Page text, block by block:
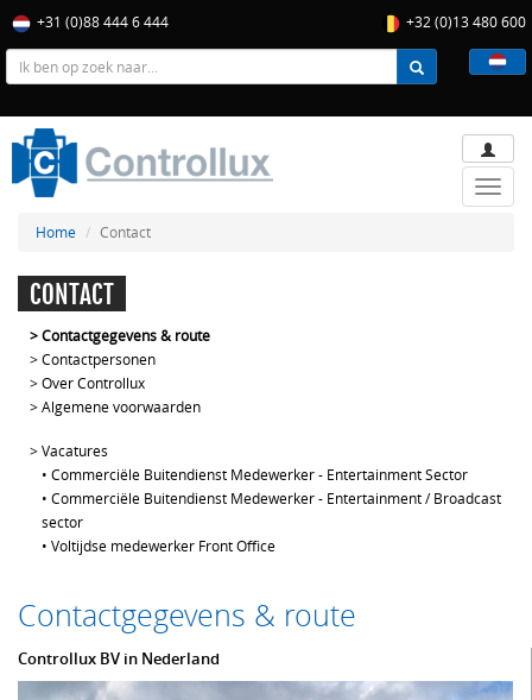
+31 (0)88 444 6 444 +32 (0)13 480 600
Toggle
Home
Contact
CONTACT
>Contactgegevens & route
>Contactpersonen
>Over Controllux
>Algemene voorwaarden
>Vacatures
• Commerciële Buitendienst Medewerker - Entertainment Sector
• Commerciële Buitendienst Medewerker - Entertainment / Broadcast
sector
• Voltijdse medewerker Front Office
Contactgegevens & route
Controllux BV in Nederland